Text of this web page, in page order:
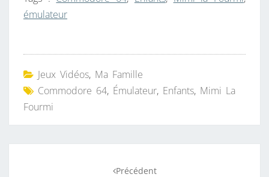
émulateur
Jeux Vidéos, Ma Famille
Commodore 64, Émulateur, Enfants, Mimi La
Fourmi
Précédent